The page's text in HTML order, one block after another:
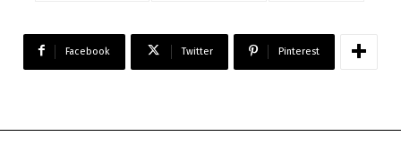
Facebook Twitter Pinterest